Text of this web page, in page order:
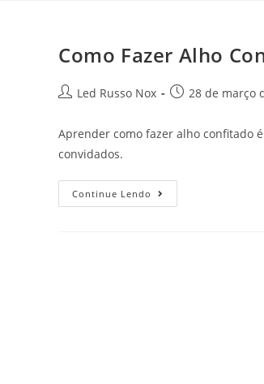
Como Fazer Alho
Led Russo Nox 28 de março
Aprender como fazer alho confitado
convidados.
Continue Lendo